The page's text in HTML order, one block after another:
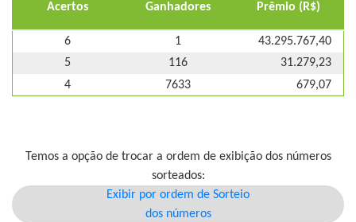
Acertos Ganhadores Prêmio (R$)
6 1
43.295.767,40
5
116
31.279,23
4
7633 679,07
Temos a opção de trocar a ordem de exibição dos números
sorteados:
Exibir por ordem de Sorteio
dos números